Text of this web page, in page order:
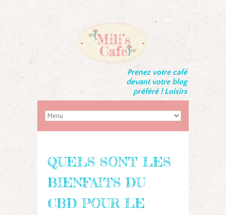
Prenez votre café
devant votre blog
préféré ! Loisirs
QUELS SONT LES
BIENFAITS DU
CBD POUR LE